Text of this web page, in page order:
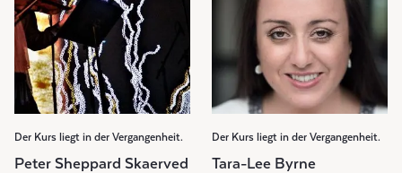
Der Kurs liegt in der Vergangenheit.
Peter Sheppard Skaerved
Der Kurs liegt in der Vergangenheit.
Tara-Lee Byrne